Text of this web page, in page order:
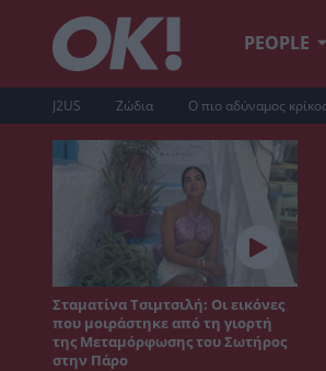
PEOPLE
J2US Ζώδια Ο πιο αδύναμος κρίκος
Σταματίνα Τσιμτσιλή: Οι εικόνες
που μοιράστηκε από τη γιορτή
της Μεταμόρφωσης του Σωτήρος
στην Πάρο